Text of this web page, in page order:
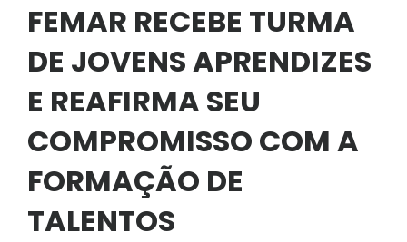
FEMAR RECEBE TURMA
DE JOVENS APRENDIZES
E REAFIRMA SEU
COMPROMISSO COM A
FORMAÇÃO DE
TALENTOS